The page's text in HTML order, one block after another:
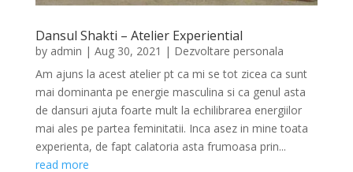
Dansul Shakti – Atelier Experiential
by admin | Aug 30, 2021 | Dezvoltare personala
Am ajuns la acest atelier pt ca mi se tot zicea ca sunt
mai dominanta pe energie masculina si ca genul asta
de dansuri ajuta foarte mult la echilibrarea energiilor
mai ales pe partea feminitatii. Inca asez in mine toata
experienta, de fapt calatoria asta frumoasa prin...
read more